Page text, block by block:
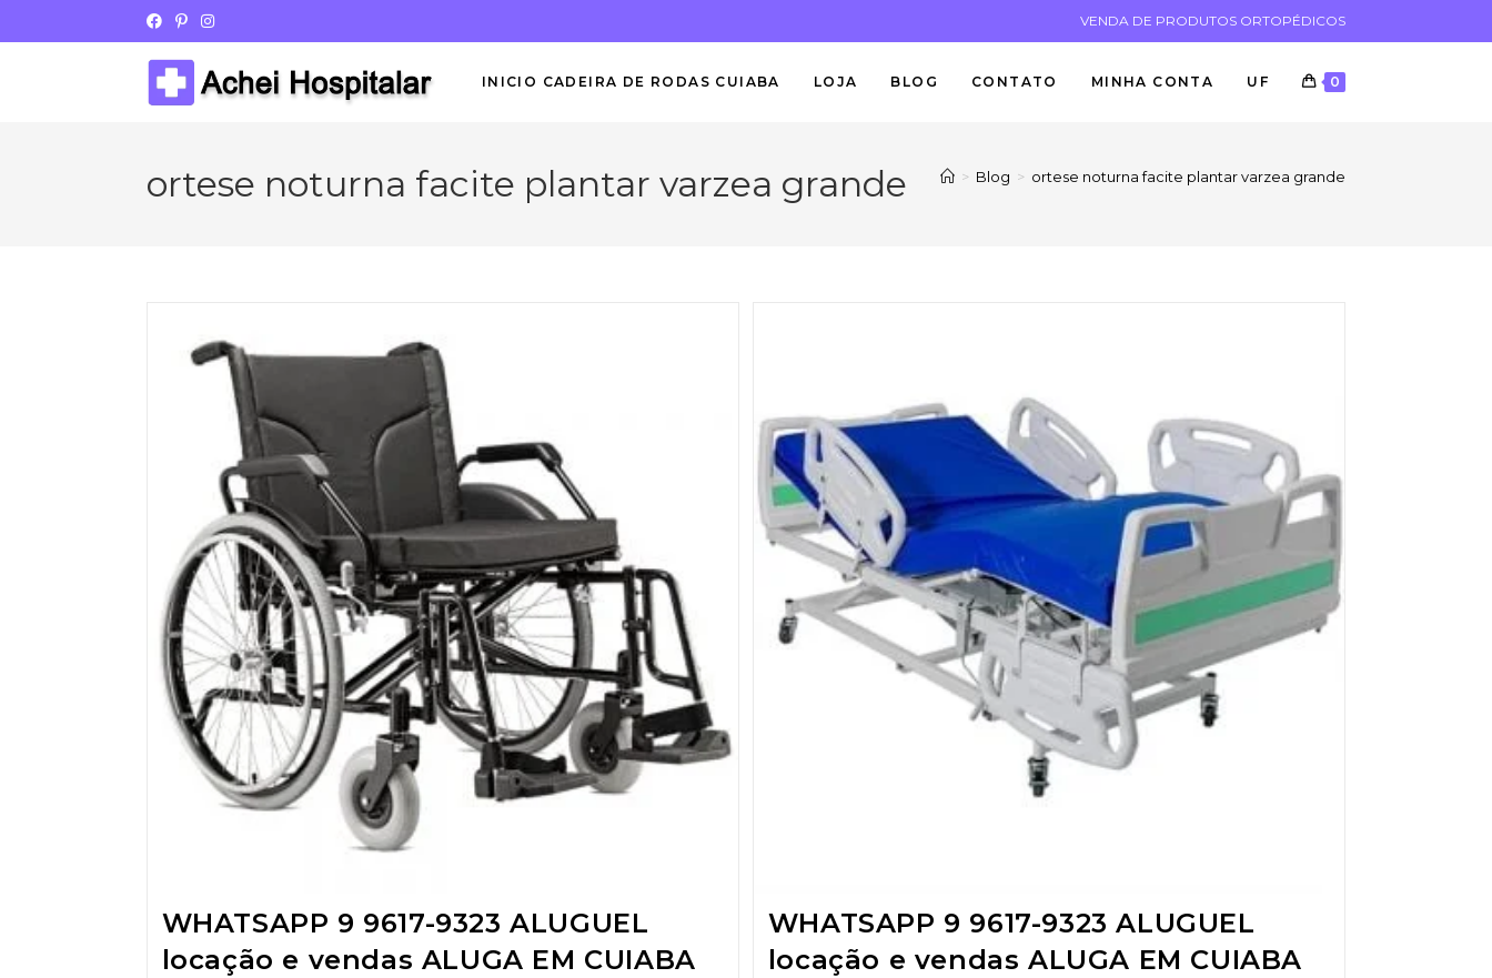
VENDA DE PRODUTOS ORTOPÉDICOS
INICIO CADEIRA DE RODAS CUIABA LOJA BLOG CONTATO MINHA CONTA UF 0
ortese noturna facite plantar varzea grande > Blog > ortese noturna facite plantar varzea grande
WHATSAPP 9 9617-9323 ALUGUEL
locação e vendas ALUGA EM CUIABA
WHATSAPP 9 9617-9323 ALUGUEL
locação e vendas ALUGA EM CUIABA